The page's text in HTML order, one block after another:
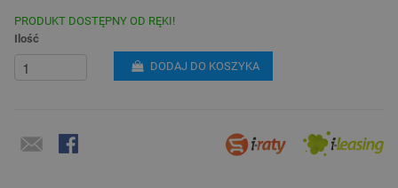
PRODUKT DOSTĘPNY OD RĘKI!
Ilość
DODAJ DO KOSZYKA